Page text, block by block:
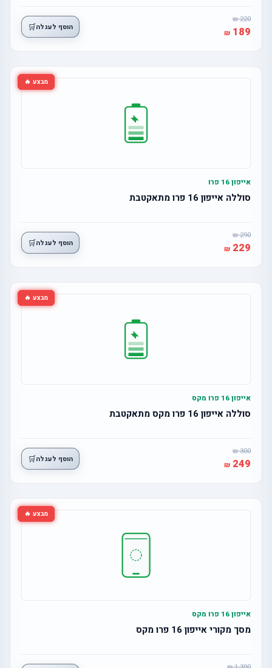
220
189 הוסף לעגלה🛒
מבצע 🔥
אייפון 16 פרו
סוללה אייפון 16 פרו מתאקטבת
290
229 הוסף לעגלה🛒
מבצע 🔥
אייפון 16 פרו מקס
סוללה אייפון 16 פרו מקס מתאקטבת
300
249 הוסף לעגלה🛒
מבצע 🔥
אייפון 16 פרו מקס
מסך מקורי אייפון 16 פרו מקס